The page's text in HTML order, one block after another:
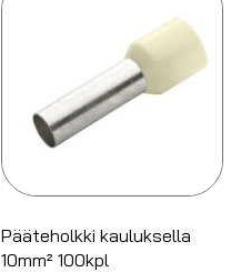
Pääteholkki kauluksella
10mm² 100kpl